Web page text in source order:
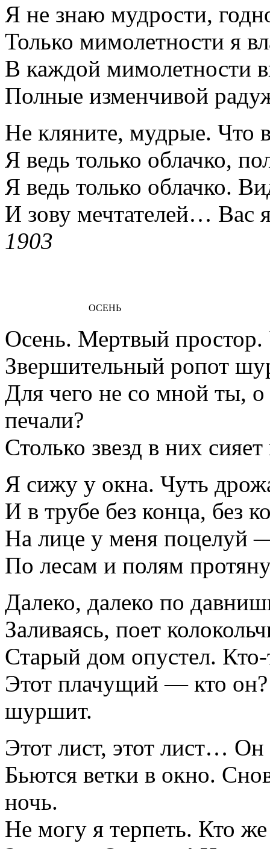
Я не знаю мудрости,
Только мимолетности я
В каждой мимолетности
Полные изменчивой
Не кляните, мудрые. Что
Я ведь только облачко,
Я ведь только облачко.
И зову мечтателей… Вас
1903
ОСЕНЬ
Осень. Мертвый простор.
Звершительный ропот
Для чего не со мной ты,
печали?
Столько звезд в них
Я сижу у окна. Чуть
И в трубе без конца, без
На лице у меня поцелуй
По лесам и полям
Далеко, далеко по
Заливаясь, поет
Старый дом опустел.
Этот плачущий — кто
шуршит.
Этот лист, этот лист…
Бьются ветки в окно.
ночь.
Не могу я терпеть. Кто